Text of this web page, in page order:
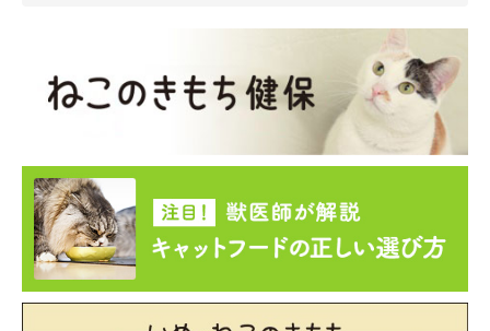
既に問題行動がみられる猫の場合は、攻撃したときに大声でしか
られたり叩かれたりすると、ストレスを感じて問題行動が悪化す
る恐れがあります。しばらく様子を観察し、攻撃する原因を突き
もし愛猫が心の病気と診断されたら、責任を感じて自分を責めて
しまう飼い主さんも多いのではないでしょうか。生立ちや遺伝が
原因となって心の病気になることもあるので、独りで抱え込まず
に、悩んだら獣医師さんに相談してくださいね。